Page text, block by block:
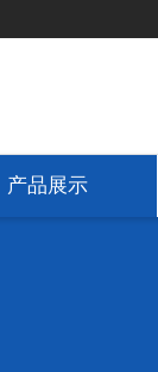
产品展示